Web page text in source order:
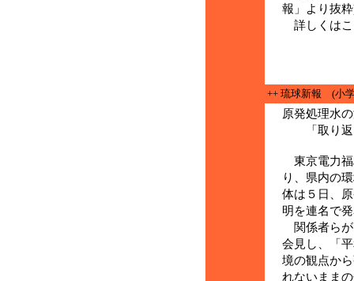
報」より抜
詳しくは
++ 琉球新報 (小
原発処理水
「取り返
東京電力福
り、県内の
体は５日、
明を連名で
関係者らが
会見し、「
境の観点か
れないまま